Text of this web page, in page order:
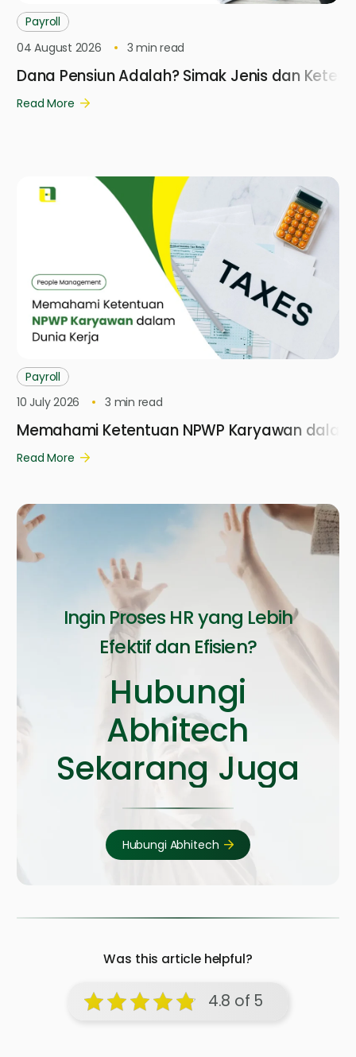
Payroll
04 August 2026
3 min read
Dana Pensiun Adalah? Simak Jenis dan
Read More
Payroll
10 July 2026
3 min read
Memahami Ketentuan NPWP Karyawan
Read More
Ingin Proses HR yang Lebih
Efektif dan Efisien?
Hubungi
Abhitech
Sekarang Juga
Hubungi Abhitech
Was this article helpful?
4.8 of 5